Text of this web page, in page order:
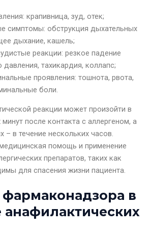
крапивница, зуд, отек;
симптомы: обструкция дыхательных
дыхание, кашель;
реакции: резкое падение
давления, тахикардия, коллапс;
проявления: тошнота, рвота,
боли.
реакции может произойти в
минут после контакта с аллергеном, а
– в течение нескольких часов.
помощь и применение
препаратов, таких как
для спасения жизни пациента.
фармаконадзора в
анафилактических